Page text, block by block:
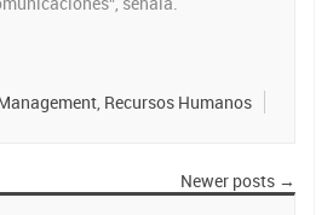
, Recursos Humanos
Newer posts →